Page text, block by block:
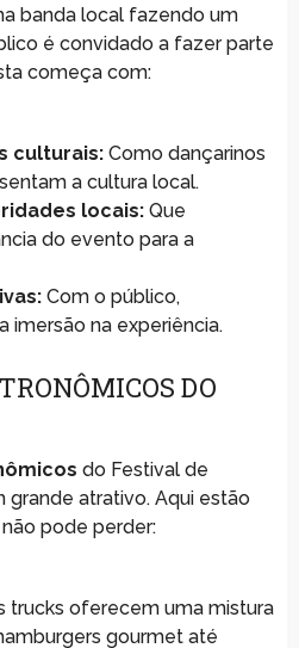
banda local fazendo um
é convidado a fazer parte
começa com:
culturais:Como dançarinos
a cultura local.
locais:Que
do evento para a
Com o público,
imersão na experiência.
DO
do Festival de
grande atrativo. Aqui estão
pode perder:
trucks oferecem uma mistura
gourmet até